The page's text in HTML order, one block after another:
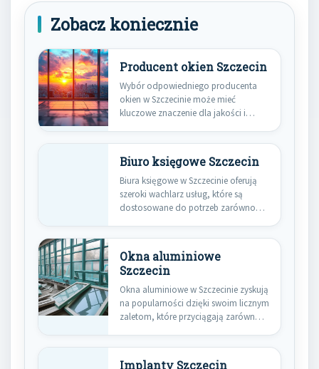
Zobacz koniecznie
Producent okien Szczecin
Wybór odpowiedniego producenta
okien w Szczecinie może mieć
kluczowe znaczenie dla jakości i
Biuro księgowe Szczecin
Biura księgowe w Szczecinie oferują
szeroki wachlarz usług, które są
dostosowane do potrzeb zarówno
Okna aluminiowe
Szczecin
Okna aluminiowe w Szczecinie zyskują
na popularności dzięki swoim licznym
zaletom, które przyciągają zarówno
Implanty Szczecin